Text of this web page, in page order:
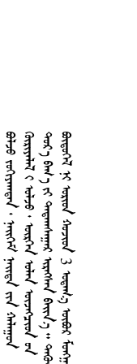
                         3   